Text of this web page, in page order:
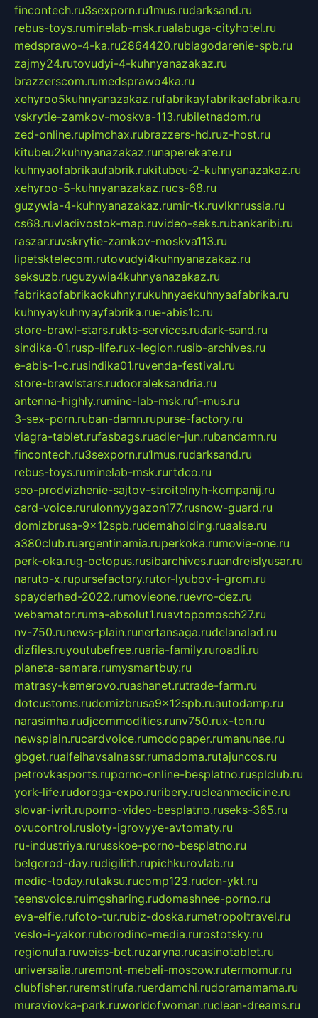
fincontech.ru3sexporn.ru1mus.rudarksand.ru
rebus-toys.ruminelab-msk.rualabuga-cityhotel.ru
medsprawo-4-ka.ru2864420.rublagodarenie-spb.ru
zajmy24.rutovudyi-4-kuhnyanazakaz.ru
brazzerscom.rumedsprawo4ka.ru
xehyroo5kuhnyanazakaz.rufabrikayfabrikaefabrika.ru
vskrytie-zamkov-moskva-113.rubiletnadom.ru
zed-online.rupimchax.rubrazzers-hd.ruz-host.ru
kitubeu2kuhnyanazakaz.runaperekate.ru
kuhnyaofabrikaufabrik.rukitubeu-2-kuhnyanazakaz.ru
xehyroo-5-kuhnyanazakaz.rucs-68.ru
guzywia-4-kuhnyanazakaz.rumir-tk.ruvlknrussia.ru
cs68.ruvladivostok-map.ruvideo-seks.rubankaribi.ru
raszar.ruvskrytie-zamkov-moskva113.ru
lipetsktelecom.rutovudyi4kuhnyanazakaz.ru
seksuzb.ruguzywia4kuhnyanazakaz.ru
fabrikaofabrikaokuhny.rukuhnyaekuhnyaafabrika.ru
kuhnyaykuhnyayfabrika.rue-abis1c.ru
store-brawl-stars.rukts-services.rudark-sand.ru
sindika-01.rusp-life.rux-legion.rusib-archives.ru
e-abis-1-c.rusindika01.ruvenda-festival.ru
store-brawlstars.rudooraleksandria.ru
antenna-highly.rumine-lab-msk.ru1-mus.ru
3-sex-porn.ruban-damn.rupurse-factory.ru
viagra-tablet.rufasbags.ruadler-jun.rubandamn.ru
fincontech.ru3sexporn.ru1mus.rudarksand.ru
rebus-toys.ruminelab-msk.rurtdco.ru
seo-prodvizhenie-sajtov-stroitelnyh-kompanij.ru
card-voice.rurulonnyygazon177.rusnow-guard.ru
domizbrusa-9x12spb.rudemaholding.ruaalse.ru
a380club.ruargentinamia.ruperkoka.rumovie-one.ru
perk-oka.rug-octopus.rusibarchives.ruandreislyusar.ru
naruto-x.rupursefactory.rutor-lyubov-i-grom.ru
spayderhed-2022.rumovieone.ruevro-dez.ru
webamator.ruma-absolut1.ruavtopomosch27.ru
nv-750.runews-plain.runertansaga.rudelanalad.ru
dizfiles.ruyoutubefree.ruaria-family.ruroadli.ru
planeta-samara.rumysmartbuy.ru
matrasy-kemerovo.ruashanet.rutrade-farm.ru
dotcustoms.rudomizbrusa9x12spb.ruautodamp.ru
narasimha.rudjcommodities.runv750.rux-ton.ru
newsplain.rucardvoice.rumodopaper.rumanunae.ru
gbget.rualfeihavsalnassr.rumadoma.rutajuncos.ru
petrovkasports.ruporno-online-besplatno.rusplclub.ru
york-life.rudoroga-expo.ruribery.rucleanmedicine.ru
slovar-ivrit.ruporno-video-besplatno.ruseks-365.ru
ovucontrol.rusloty-igrovyye-avtomaty.ru
ru-industriya.rurusskoe-porno-besplatno.ru
belgorod-day.rudigilith.rupichkurovlab.ru
medic-today.rutaksu.rucomp123.rudon-ykt.ru
teensvoice.ruimgsharing.rudomashnee-porno.ru
eva-elfie.rufoto-tur.rubiz-doska.rumetropoltravel.ru
veslo-i-yakor.ruborodino-media.rurostotsky.ru
regionufa.ruweiss-bet.ruzaryna.rucasinotablet.ru
universalia.ruremont-mebeli-moscow.rutermomur.ru
clubfisher.ruremstirufa.ruerdamchi.rudoramamama.ru
muraviovka-park.ruworldofwoman.ruclean-dreams.ru